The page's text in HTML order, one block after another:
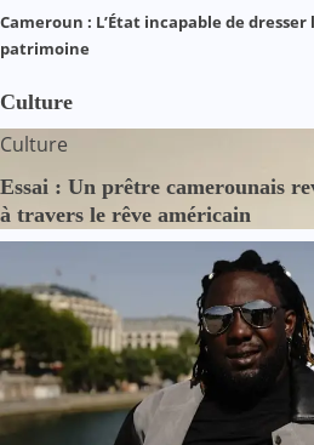
Cameroun : L’État incapable de
patrimoine
Culture
Culture
Essai : Un prêtre camerounais
à travers le rêve américain